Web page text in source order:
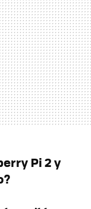
Pi 2 y